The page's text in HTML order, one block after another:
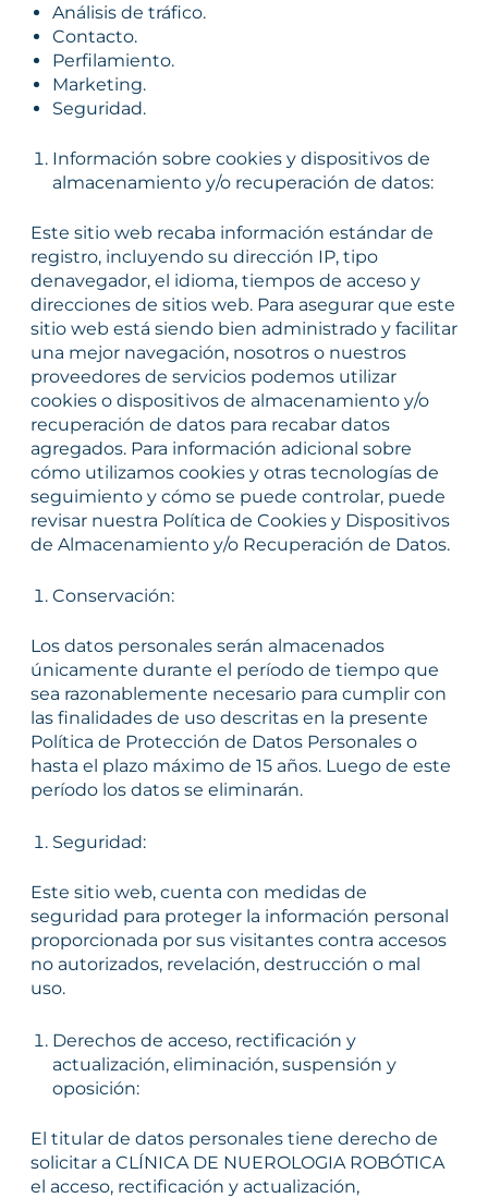
Análisis de tráfico.
Contacto.
Perfilamiento.
Marketing.
Seguridad.
Información sobre cookies y dispositivos de
almacenamiento y/o recuperación de datos:
Este sitio web recaba información estándar de
registro, incluyendo su dirección IP, tipo
denavegador, el idioma, tiempos de acceso y
direcciones de sitios web. Para asegurar que este
sitio web está siendo bien administrado y facilitar
una mejor navegación, nosotros o nuestros
proveedores de servicios podemos utilizar
cookies o dispositivos de almacenamiento y/o
recuperación de datos para recabar datos
agregados. Para información adicional sobre
cómo utilizamos cookies y otras tecnologías de
seguimiento y cómo se puede controlar, puede
revisar nuestra Política de Cookies y Dispositivos
de Almacenamiento y/o Recuperación de Datos.
Conservación:
Los datos personales serán almacenados
únicamente durante el período de tiempo que
sea razonablemente necesario para cumplir con
las finalidades de uso descritas en la presente
Política de Protección de Datos Personales o
hasta el plazo máximo de 15 años. Luego de este
período los datos se eliminarán.
Seguridad:
Este sitio web, cuenta con medidas de
seguridad para proteger la información personal
proporcionada por sus visitantes contra accesos
no autorizados, revelación, destrucción o mal
uso.
Derechos de acceso, rectificación y
actualización, eliminación, suspensión y
oposición:
El titular de datos personales tiene derecho de
solicitar a CLÍNICA DE NUEROLOGIA ROBÓTICA
el acceso, rectificación y actualización,